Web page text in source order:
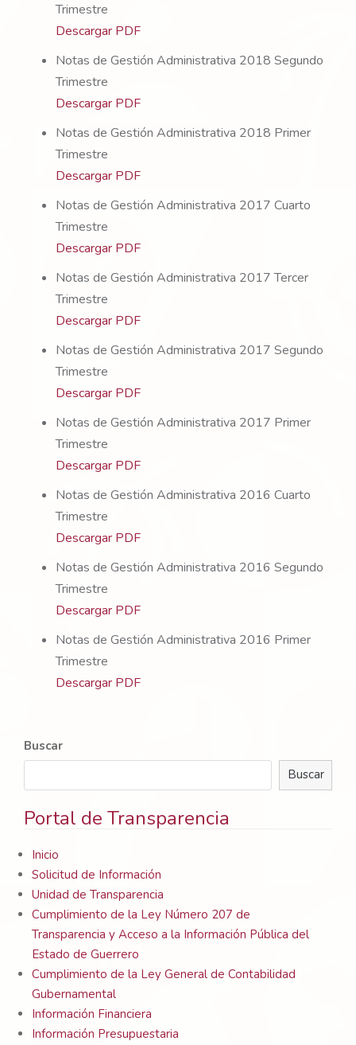
Trimestre
Descargar PDF
Notas de Gestión Administrativa 2018 Segundo
Trimestre
Descargar PDF
Notas de Gestión Administrativa 2018 Primer
Trimestre
Descargar PDF
Notas de Gestión Administrativa 2017 Cuarto
Trimestre
Descargar PDF
Notas de Gestión Administrativa 2017 Tercer
Trimestre
Descargar PDF
Notas de Gestión Administrativa 2017 Segundo
Trimestre
Descargar PDF
Notas de Gestión Administrativa 2017 Primer
Trimestre
Descargar PDF
Notas de Gestión Administrativa 2016 Cuarto
Trimestre
Descargar PDF
Notas de Gestión Administrativa 2016 Segundo
Trimestre
Descargar PDF
Notas de Gestión Administrativa 2016 Primer
Trimestre
Descargar PDF
Buscar
Buscar
Portal de Transparencia
Inicio
Solicitud de Información
Unidad de Transparencia
Cumplimiento de la Ley Número 207 de
Transparencia y Acceso a la Información Pública del
Estado de Guerrero
Cumplimiento de la Ley General de Contabilidad
Gubernamental
Información Financiera
Información Presupuestaria